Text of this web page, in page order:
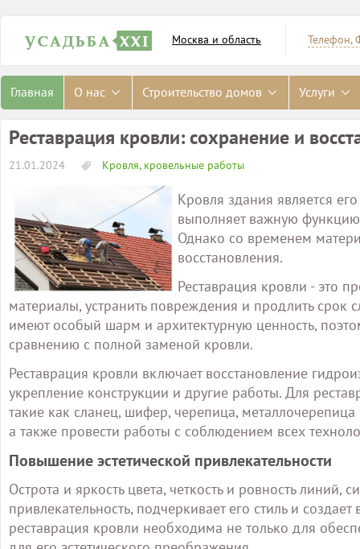
Телефон,
Москва и область
Главная О нас Строительство домов Услуги
Реставрация кровли: сохранение и
21.01.2024 Кровля, кровельные работы
Кровля здания является
выполняет важную
Однако со временем
восстановления.
Реставрация кровли - это
материалы, устранить повреждения и продлить срок
имеют особый шарм и архитектурную ценность,
сравнению с полной заменой кровли.
Реставрация кровли включает восстановление
укрепление конструкции и другие работы. Для
такие как сланец, шифер, черепица,
а также провести работы с соблюдением всех
Повышение эстетической привлекательности
Острота и яркость цвета, четкость и ровность
привлекательность, подчеркивает его стиль и
реставрация кровли необходима не только для